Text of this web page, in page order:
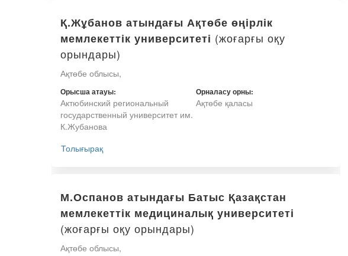
Қ.Жұбанов атындағы Ақтөбе өңірлік
мемлекеттік университеті (жоғарғы оқу
орындары)
Ақтөбе облысы,
Орысша атауы:
Актюбинский региональный
государственный университет им.
К.Жубанова
Орналасу орны:
Ақтөбе қаласы
Толығырақ
М.Оспанов атындағы Батыс Қазақстан
мемлекеттік медициналық университеті
(жоғарғы оқу орындары)
Ақтөбе облысы,